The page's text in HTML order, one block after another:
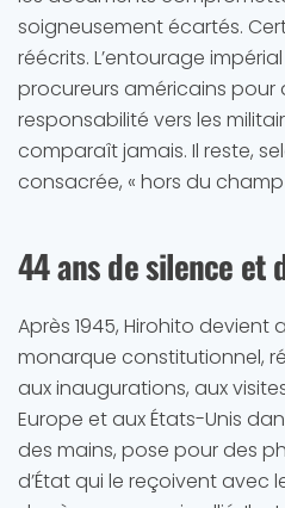
soigneusement écartés.
réécrits. L’entourage
procureurs américains pour
responsabilité vers les
comparaît jamais. Il reste,
consacrée, « hors du champ
44 ans de silence et
Après 1945, Hirohito devient
monarque constitutionnel,
aux inaugurations, aux
Europe et aux États-Unis
des mains, pose pour des
d’État qui le reçoivent avec